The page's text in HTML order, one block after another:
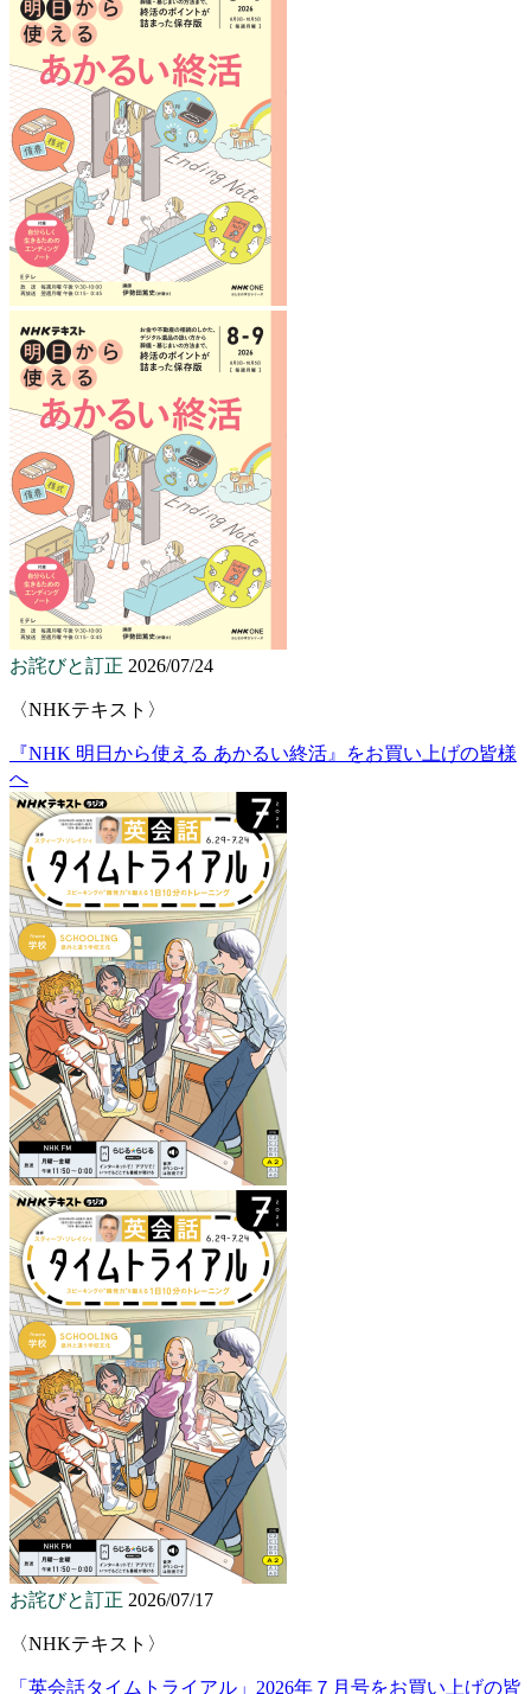
お詫びと訂正 2026/07/24
〈NHKテキスト〉
『NHK 明日から使える あかるい終活』をお買い上げの皆様
へ
お詫びと訂正 2026/07/17
〈NHKテキスト〉
「英会話タイムトライアル」2026年７月号をお買い上げの皆